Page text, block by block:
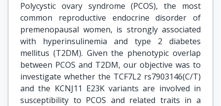
Polycystic ovary syndrome (PCOS), the most
common reproductive endocrine disorder of
premenopausal women, is strongly associated
with hyperinsulinemia and type 2 diabetes
mellitus (T2DM). Given the phenotypic overlap
between PCOS and T2DM, our objective was to
investigate whether the TCF7L2 rs7903146(C/T)
and the KCNJ11 E23K variants are involved in
susceptibility to PCOS and related traits in a